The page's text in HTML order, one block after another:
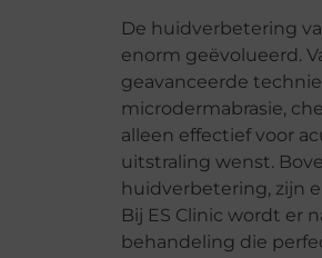
De huidverbetering
enorm geëvolueerd.
geavanceerde
microdermabrasie,
alleen effectief voor
uitstraling wenst.
huidverbetering, zijn
Bij ES Clinic wordt er
behandeling die